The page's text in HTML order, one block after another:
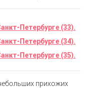
прихожих